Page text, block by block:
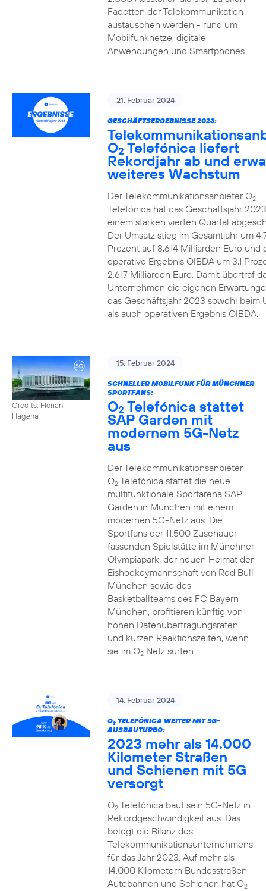
Facetten der Telekommunikation
austauschen werden - rund um
Mobilfunknetze, digitale
Anwendungen und Smartphones.
21. Februar 2024
GESCHÄFTSERGEBNISSE 2023:
O2 Telefónica liefert
Rekordjahr ab und
weiteres Wachstum
Der Telekommunikationsanbieter O2
Telefónica hat das Geschäftsjahr
einem starken vierten Quartal
Der Umsatz stieg im Gesamtjahr um
Prozent auf 8,614 Milliarden Euro und
operative Ergebnis OIBDA um 3,1
2,617 Milliarden Euro. Damit übertraf
Unternehmen die eigenen
das Geschäftsjahr 2023 sowohl beim
als auch operativen Ergebnis OIBDA.
Credits: Florian
Hagena
15. Februar 2024
SCHNELLER MOBILFUNK FÜR MÜNCHNER
SPORTFANS:
O2 Telefónica stattet
SAP Garden mit
modernem 5G-Netz
aus
Der Telekommunikationsanbieter
O2Telefónica stattet die neue
multifunktionale Sportarena SAP
Garden in München mit einem
modernen 5G-Netz aus. Die
Sportfans der 11.500 Zuschauer
fassenden Spielstätte im Münchner
Olympiapark, der neuen Heimat der
Eishockeymannschaft von Red Bull
München sowie des
Basketballteams des FC Bayern
München, profitieren künftig von
hohen Datenübertragungsraten
und kurzen Reaktionszeiten, wenn
sie im O2Netz surfen.
14. Februar 2024
O2TELEFÓNICA WEITER MIT 5G-
AUSBAUTURBO:
2023 mehr als 14.000
Kilometer Straßen
und Schienen mit 5G
versorgt
O2Telefónica baut sein 5G-Netz in
Rekordgeschwindigkeit aus. Das
belegt die Bilanz des
Telekommunikationsunternehmens
für das Jahr 2023. Auf mehr als
14.000 Kilometern Bundesstraßen,
Autobahnen und Schienen hat O2